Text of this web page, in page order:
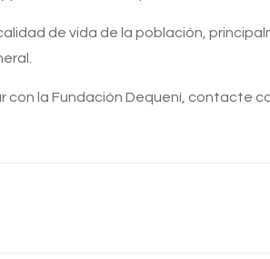
de vida de la población,
la Fundación Dequení, contacte